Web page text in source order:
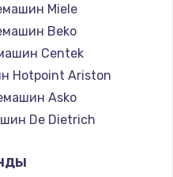
Miele
Beko
Centek
Hotpoint Ariston
Asko
De Dietrich
Ascaso